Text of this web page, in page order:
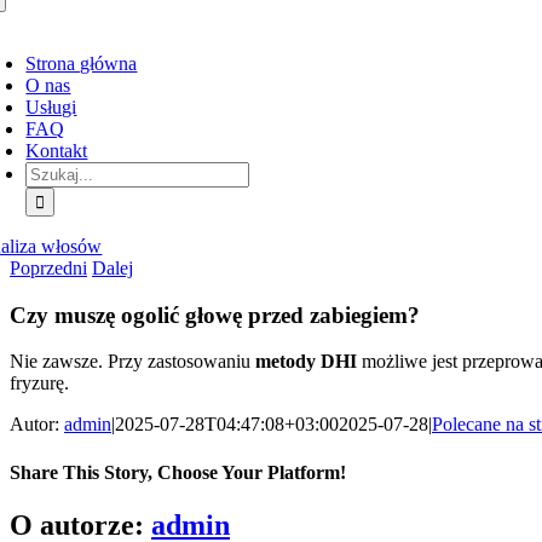
Strona główna
O nas
Usługi
FAQ
Kontakt
Szukaj:
włosów
Poprzedni Dalej
Czy muszę ogolić głowę przed zabiegiem?
Nie zawsze. Przy zastosowaniu metody DHI możliwe jest
fryzurę.
Autor: admin|2025-07-28T04:47:08+03:002025-07-28|Polecane na
Share This Story, Choose Your Platform!
Facebook
X
Bluesky
Reddit
LinkedIn
WhatsApp
Telegram
Tumblr
Pinterest
Xing
E-
O autorze: admin